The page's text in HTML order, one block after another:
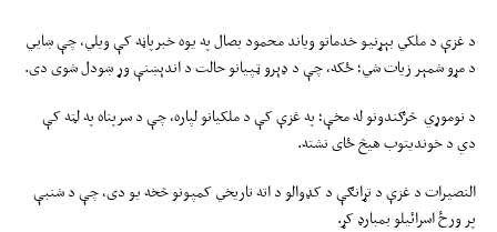
د غزې د ملکي بېړنیو خدماتو ویاند محمود بصال په یوه خبرپاڼه کې ویلي، چې ښايي
د مړو شمېر زیات شي؛ ځکه، چې د ډېرو ټپیانو حالت د اندېښنې وړ ښودل شوی دی.
د نوموړي څرګندونو له مخې؛ په غزې کې د ملکیانو لپاره، چې د سرپناه په لټه کې
دي د خوندیتوب هیڅ ځای نشته.
النصیرات د غزې د تړانګې د کډوالو د اته تاریخي کمپونو څخه یو دی، چې د شنبې
پر ورځ اسرائیلو بمبارډ کړ.